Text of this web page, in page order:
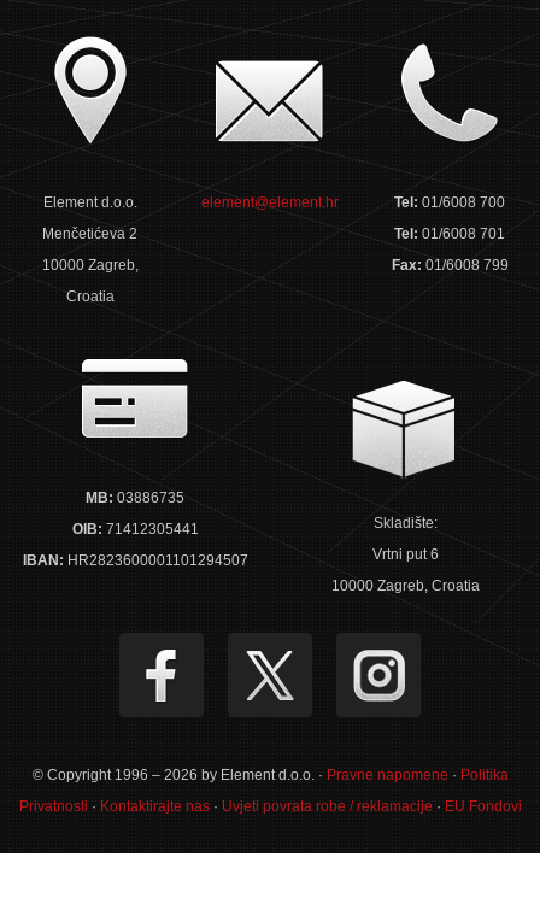
Element d.o.o.
Menčetićeva 2
10000 Zagreb,
Croatia
element@element.hr Tel:01/6008 700
Tel:01/6008 701
Fax: 01/6008 799
MB: 03886735
OIB: 71412305441
IBAN: HR2823600001101294507
Skladište:
Vrtni put 6
10000 Zagreb, Croatia
© Copyright 1996 – 2026 by Element d.o.o. · Pravne napomene · Politika
Privatnosti · Kontaktirajte nas· Uvjeti povrata robe / reklamacije · EU Fondovi